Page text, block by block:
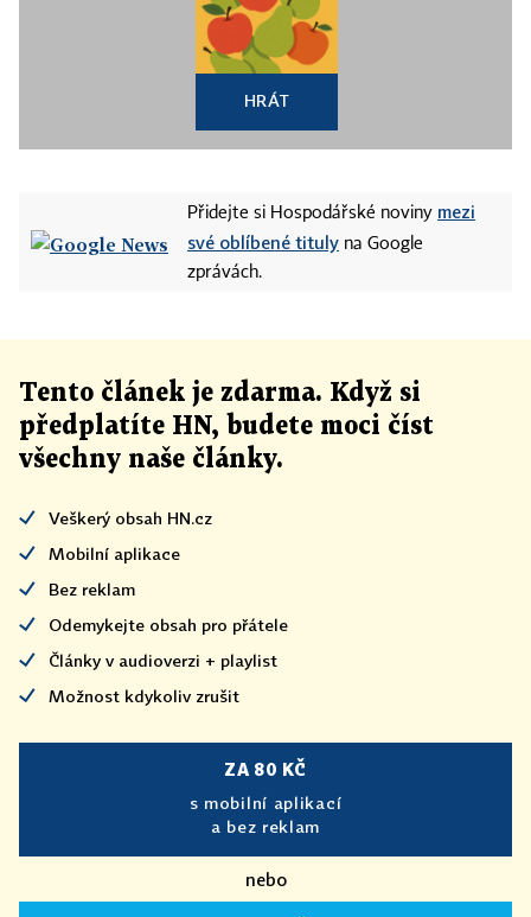
HRÁT
Přidejte si Hospodářské noviny mezi
své oblíbené tituly na Google
zprávách.
Tento článek je zdarma. Když si
předplatíte HN, budete moci číst
všechny naše články.
Veškerý obsah HN.cz
Mobilní aplikace
Bez reklam
Odemykejte obsah pro přátele
Články v audioverzi + playlist
Možnost kdykoliv zrušit
ZA 80 KČ
s mobilní aplikací
a bez reklam
nebo